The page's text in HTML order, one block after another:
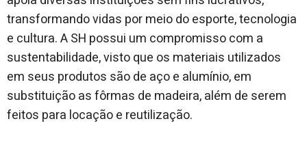
transformando vidas por meio do esporte, tecnologia
e cultura. A SH possui um compromisso com a
sustentabilidade, visto que os materiais utilizados
em seus produtos são de aço e alumínio, em
substituição as fôrmas de madeira, além de serem
feitos para locação e reutilização.